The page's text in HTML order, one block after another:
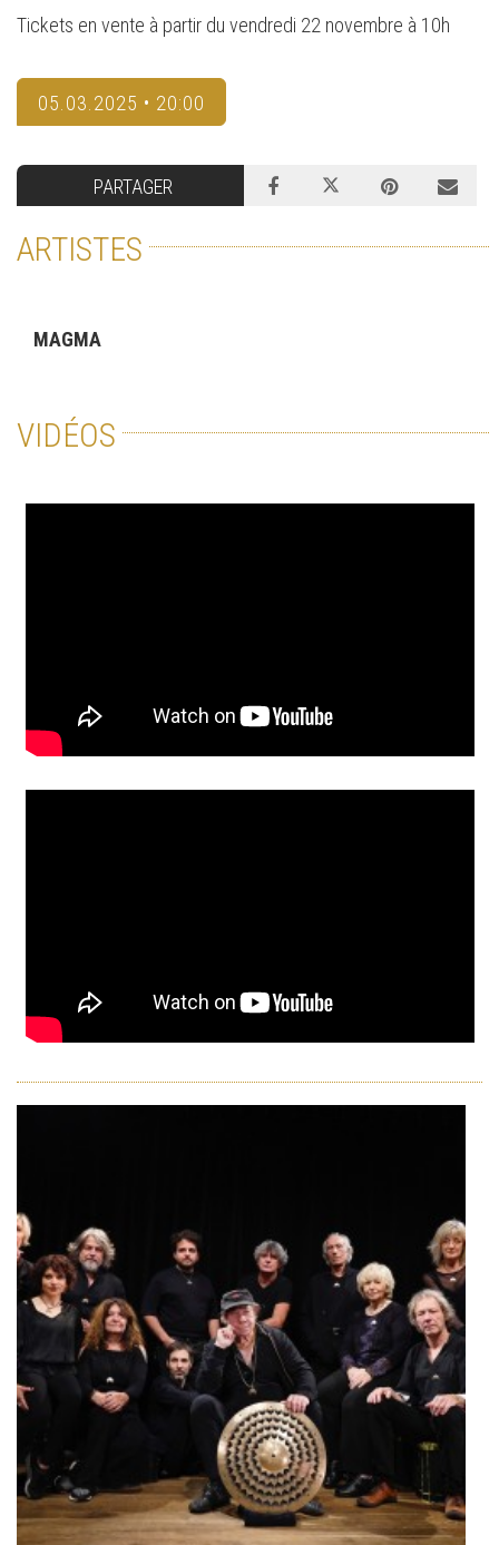
Tickets en vente à partir du vendredi 22 novembre à 10h
05.03.2025 • 20:00
PARTAGER
ARTISTES
MAGMA
VIDÉOS